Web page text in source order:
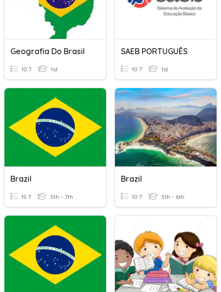
Geografia Do Brasil
10 T 1st
SAEB PORTUGUÊS
10 T 1st
Brazil
15 T 5th - 7th
Brazil
10 T 5th - 6th